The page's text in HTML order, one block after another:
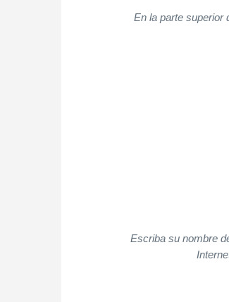
En la parte superior
Escriba su nombre